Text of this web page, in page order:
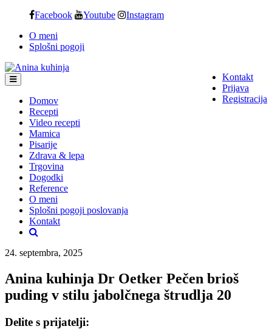
content
Facebook Youtube Instagram
O meni
Splošni pogoji
Kontakt
Prijava
Registracija
Domov
Recepti
Video recepti
Mamica
Pisarije
Zdrava & lepa
Trgovina
Dogodki
Reference
O meni
Splošni pogoji poslovanja
Kontakt
24. septembra, 2025
Anina kuhinja Dr Oetker Pečen brioš
puding v stilu jabolčnega štrudlja 20
Delite s prijatelji: